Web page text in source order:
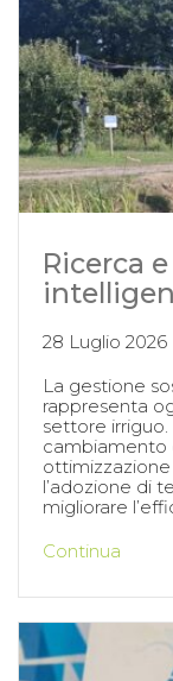
Ricerca
28 Luglio 2026
La gestione
rappresenta
settore
cambiamento
ottimizzazione
l’adozione di
migliorare
Continua